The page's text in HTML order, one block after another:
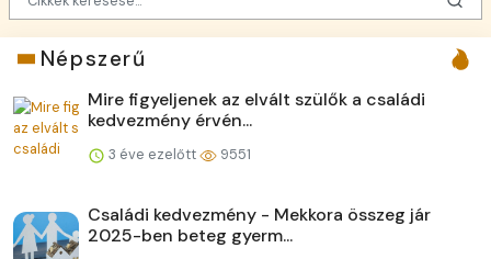
Népszerű
Mire figyeljenek az elvált szülők a családi
kedvezmény érvén...
3 éve ezelőtt 9551
Családi kedvezmény - Mekkora összeg jár
2025-ben beteg gyerm...